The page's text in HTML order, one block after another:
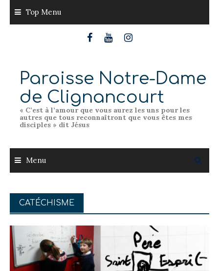
content
Top Menu
Paroisse Notre-Dame
de Clignancourt
« C’est à l’amour que vous aurez les uns pour les
autres que tous reconnaîtront que vous êtes mes
disciples » dit Jésus
Menu
CATÉCHISME